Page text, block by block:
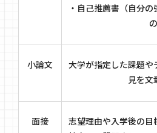
・自己推薦書（自分
小論文
大学が指定した課題
見を文
面接
志望理由や入学後の